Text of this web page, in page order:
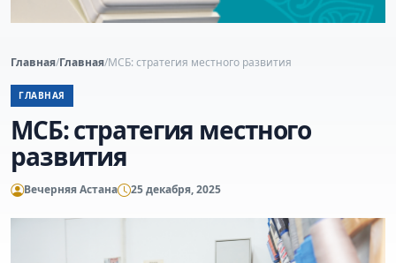
Главная/Главная/МСБ: стратегия местного развития
ГЛАВНАЯ
МСБ: стратегия местного
развития
Вечерняя Астана 25 декабря, 2025